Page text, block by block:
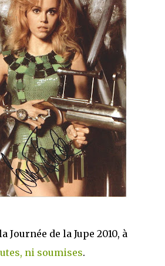
Olivier. Marlowe découvre une ville qu’il
la méfiance, la peur et le rigorisme de la Ligue,
et de vieilles rancœurs. La Dame d...
de la Jupe 2010, à
ni soumises.